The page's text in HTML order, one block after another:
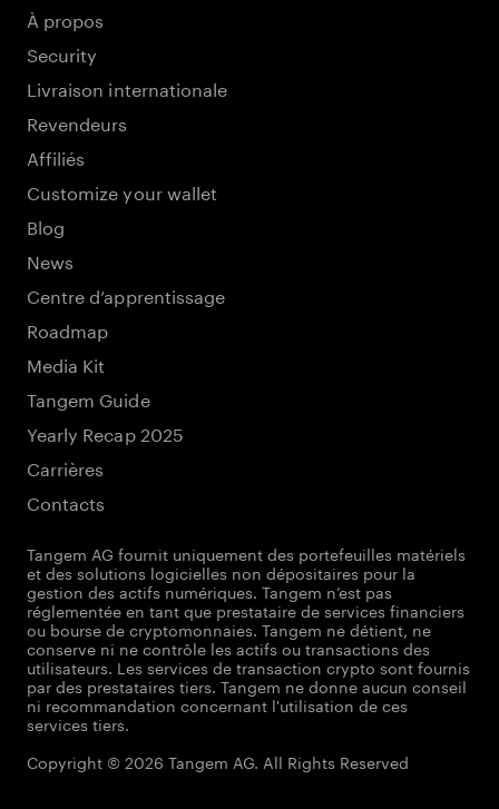
À propos
Security
Livraison internationale
Revendeurs
Affiliés
Customize your wallet
Blog
News
Centre d’apprentissage
Roadmap
Media Kit
Tangem Guide
Yearly Recap 2025
Carrières
Contacts
Tangem AG fournit uniquement des portefeuilles matériels
et des solutions logicielles non dépositaires pour la
gestion des actifs numériques. Tangem n’est pas
réglementée en tant que prestataire de services financiers
ou bourse de cryptomonnaies. Tangem ne détient, ne
conserve ni ne contrôle les actifs ou transactions des
utilisateurs. Les services de transaction crypto sont fournis
par des prestataires tiers. Tangem ne donne aucun conseil
ni recommandation concernant l'utilisation de ces
services tiers.